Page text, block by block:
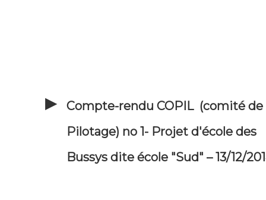
Compte-rendu COPIL (comité de
Pilotage) no 1- Projet d'école des
Bussys dite école "Sud" – 13/12/